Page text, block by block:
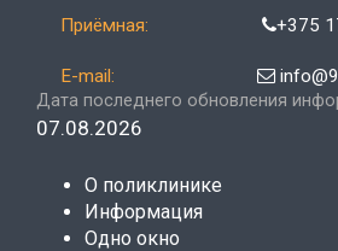
Приёмная: +375
E-mail:
Дата последнего обновления
07.08.2026
О поликлинике
Информация
Одно окно